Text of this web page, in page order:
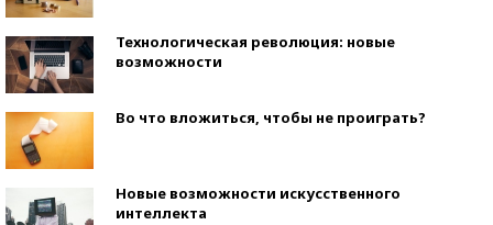
Технологическая революция: новые
возможности
Во что вложиться, чтобы не проиграть?
Новые возможности искусственного
интеллекта